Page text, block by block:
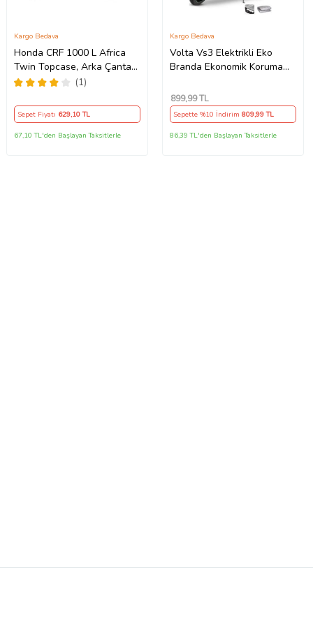
Honda CRF 1000 L Africa
Twin Topcase, Arka Çanta
Uyumlu Motosiklet Branda,
(1)
Kargo Bedava
Sepet Fiyatı 629,10 TL
67,10 TL'den Başlayan Taksitlerle
Volta Vs3 Elektrikli Eko
Branda Ekonomik Koruma
Kargo Bedava
899,99 TL
Sepette %10 İndirim809,99 TL
86,39 TL'den Başlayan Taksitlerle